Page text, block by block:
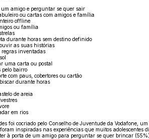
um amigo e perguntar se quer sair
ou cartas com amigos e família
offline
ou família
durante horas sem destino definido
as suas histórias
regras inventadas
uma carta ou postal
bairro
com paus, cobertores ou cartão
durante horas
de areia
em rios
foi cocriado pelo Conselho de Juventude da Vodafone,
inspiradas nas experiências que muitos
à porta de um amigo para perguntar se quer brincar